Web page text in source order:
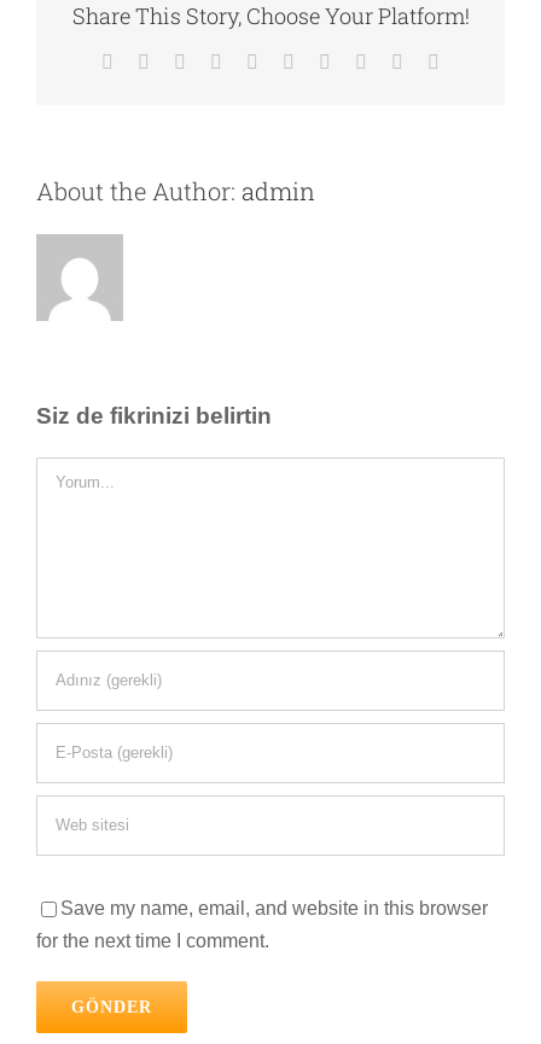
Share This Story, Choose Your Platform!
Facebook
TwitterReddit LinkedInWhatsApp
TumblrPinterest Xing
About the Author: admin
Siz de fikrinizi belirtin
Comment
Save my name, email, and website in this browser
for the next time I comment.